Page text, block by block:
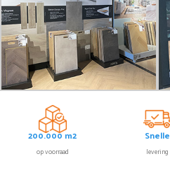
200.000 m2
op voorraad
Snelle
levering